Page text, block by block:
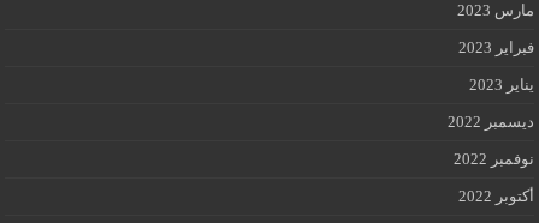
مارس 2023
فبراير 2023
يناير 2023
ديسمبر 2022
نوفمبر 2022
أكتوبر 2022